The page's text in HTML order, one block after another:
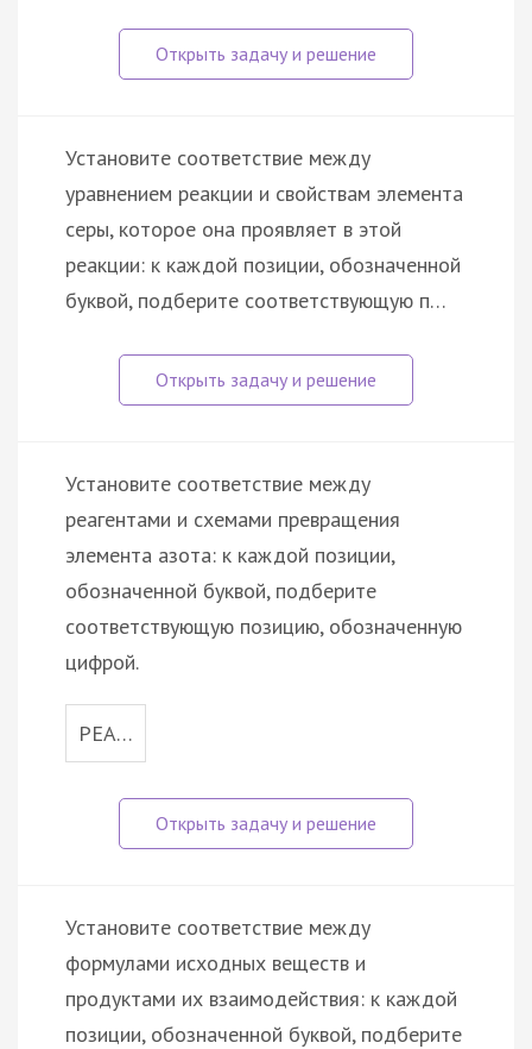
Установите соответствие между
уравнением реакции и свойствам элемента
серы, которое она проявляет в этой
реакции: к каждой позиции, обозначенной
буквой, подберите соответствующую п…
Установите соответствие между
реагентами и схемами превращения
элемента азота: к каждой позиции,
обозначенной буквой, подберите
соответствующую позицию, обозначенную
цифрой.
РЕА…
Установите соответствие между
формулами исходных веществ и
продуктами их взаимодействия: к каждой
позиции, обозначенной буквой, подберите